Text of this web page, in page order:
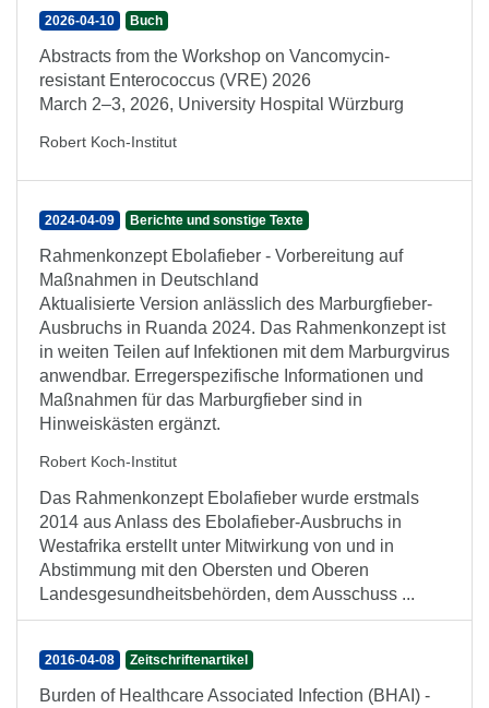
2026-04-10 Buch
Abstracts from the Workshop on Vancomycin-
resistant Enterococcus (VRE) 2026
March 2–3, 2026, University Hospital Würzburg
Robert Koch-Institut
2024-04-09 Berichte und sonstige Texte
Rahmenkonzept Ebolafieber - Vorbereitung auf
Maßnahmen in Deutschland
Aktualisierte Version anlässlich des Marburgfieber-
Ausbruchs in Ruanda 2024. Das Rahmenkonzept ist
in weiten Teilen auf Infektionen mit dem Marburgvirus
anwendbar. Erregerspezifische Informationen und
Maßnahmen für das Marburgfieber sind in
Hinweiskästen ergänzt.
Robert Koch-Institut
Das Rahmenkonzept Ebolafieber wurde erstmals
2014 aus Anlass des Ebolafieber-Ausbruchs in
Westafrika erstellt unter Mitwirkung von und in
Abstimmung mit den Obersten und Oberen
Landesgesundheitsbehörden, dem Ausschuss ...
2016-04-08 Zeitschriftenartikel
Burden of Healthcare Associated Infection (BHAI) -